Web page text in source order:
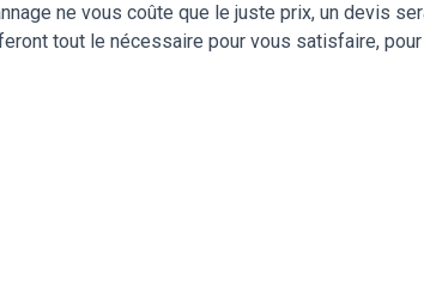
ne vous coûte que le juste prix, un devis
tout le nécessaire pour vous satisfaire,